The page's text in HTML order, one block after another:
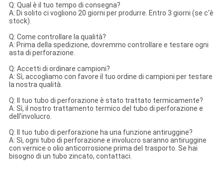
Q: Qual è il tuo tempo di consegna?
A: Di solito ci vogliono 20 giorni per produrre. Entro 3 giorni (se c'è
stock).
Q: Come controllare la qualità?
A: Prima della spedizione, dovremmo controllare e testare ogni
asta di perforazione.
Q: Accetti di ordinare campioni?
A: Sì, accogliamo con favore il tuo ordine di campioni per testare
la nostra qualità.
Q: Il tuo tubo di perforazione è stato trattato termicamente?
A: Sì, il nostro trattamento termico del tubo di perforazione e
dell'involucro.
Q: Il tuo tubo di perforazione ha una funzione antiruggine?
A: Sì, ogni tubo di perforazione e involucro saranno antiruggine
con vernice o olio anticorrosione prima del trasporto. Se hai
bisogno di un tubo zincato, contattaci.